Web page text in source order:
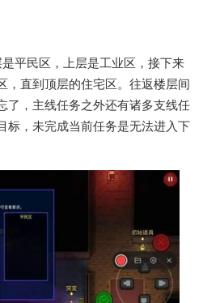
平民区，上层是工业区，接下来
，直到顶层的住宅区。往返楼层间
了，主线任务之外还有诸多支线任
标，未完成当前任务是无法进入下